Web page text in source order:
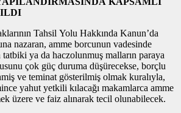
Tahsil Yolu Hakkında Kanun’da
nazaran, amme borcunun vadesinde
ya da haczolunmuş malların paraya
çok güç duruma düşürecekse, borçlu
ve teminat gösterilmiş olmak kuralıyla,
yahut yetkili kılacağı makamlarca amme
üzere ve faiz alınarak tecil olunabilecek.